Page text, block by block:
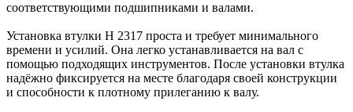
соответствующими подшипниками и валами.
Установка втулки H 2317 проста и требует минимального
времени и усилий. Она легко устанавливается на вал с
помощью подходящих инструментов. После установки втулка
надёжно фиксируется на месте благодаря своей конструкции
и способности к плотному прилеганию к валу.